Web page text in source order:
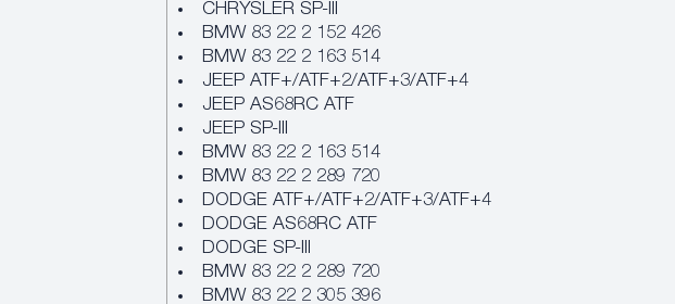
CHRYSLER SP-III
BMW 83 22 2 152 426
BMW 83 22 2 163 514
JEEP ATF+/ATF+2/ATF+3/ATF+4
JEEP AS68RC ATF
JEEP SP-III
BMW 83 22 2 163 514
BMW 83 22 2 289 720
DODGE ATF+/ATF+2/ATF+3/ATF+4
DODGE AS68RC ATF
DODGE SP-III
BMW 83 22 2 289 720
BMW 83 22 2 305 396